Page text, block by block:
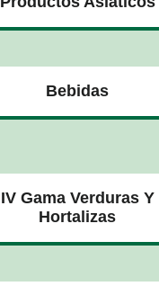
Bebidas
IV Gama Verduras Y
Hortalizas